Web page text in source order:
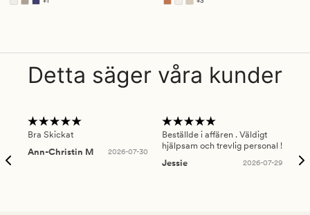
Finns i fler färger Finns i fler färger
Detta säger våra kunder
Bra Skickat
Ann-Christin M
2026-07-30
Beställde i affären . Väldigt
hjälpsam och trevlig personal !
Jessie
2026-07-29